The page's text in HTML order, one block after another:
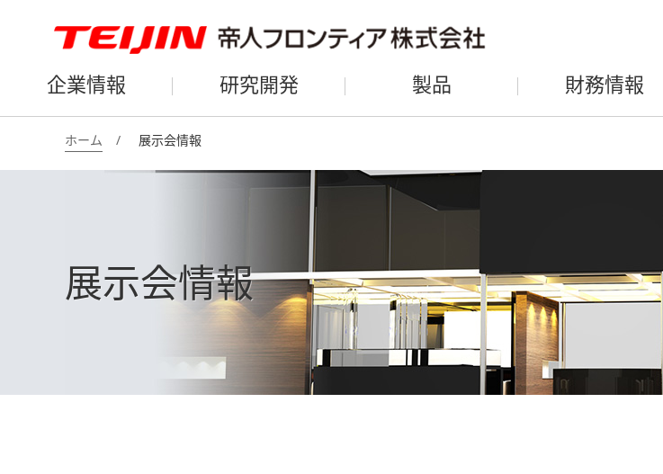
企業情報 研究開発 製品 財務情報
ホーム 展示会情報
展示会情報